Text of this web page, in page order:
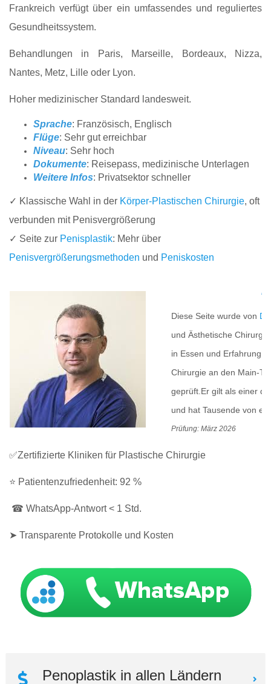
Frankreich verfügt über ein umfassendes und reguliertes
Gesundheitssystem.
Behandlungen in Paris, Marseille, Bordeaux, Nizza,
Nantes, Metz, Lille oder Lyon.
Hoher medizinischer Standard landesweit.
Sprache: Französisch, Englisch
Flüge: Sehr gut erreichbar
Niveau: Sehr hoch
Dokumente: Reisepass, medizinische Unterlagen
Weitere Infos: Privatsektor schneller
✓ Klassische Wahl in der Körper-Plastischen Chirurgie, oft
verbunden mit Penisvergrößerung
✓ Seite zur Penisplastik: Mehr über
Penisvergrößerungsmethoden und Peniskosten
Diese Seite wurde von
und Ästhetische
in Essen und Erfahrung
Chirurgie an den Main-
geprüft.Er gilt als einer
und hat Tausende von
Prüfung: März 2026
✅Zertifizierte Kliniken für Plastische Chirurgie
⭐ Patientenzufriedenheit: 92 %
☎ WhatsApp-Antwort < 1 Std.
➤ Transparente Protokolle und Kosten
Penoplastik in allen Ländern